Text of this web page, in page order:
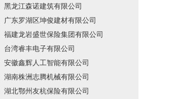
黑龙江森诺建筑有限公司
广东罗湖区坤俊建材有限公司
福建龙岩盛世保险集团有限公司
台湾睿丰电子有限公司
安徽鑫辉人工智能有限公司
湖南株洲志腾机械有限公司
湖北鄂州友杭保险有限公司